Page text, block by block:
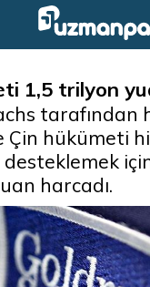
1,5 trilyon
tarafından
Çin hükümeti
desteklemek
harcadı.